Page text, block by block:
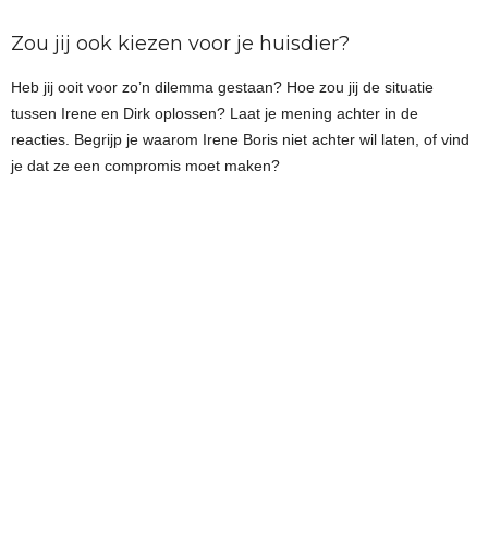
Zou jij ook kiezen voor je huisdier?
Heb jij ooit voor zo’n dilemma gestaan? Hoe zou jij de situatie
tussen Irene en Dirk oplossen? Laat je mening achter in de
reacties. Begrijp je waarom Irene Boris niet achter wil laten, of vind
je dat ze een compromis moet maken?